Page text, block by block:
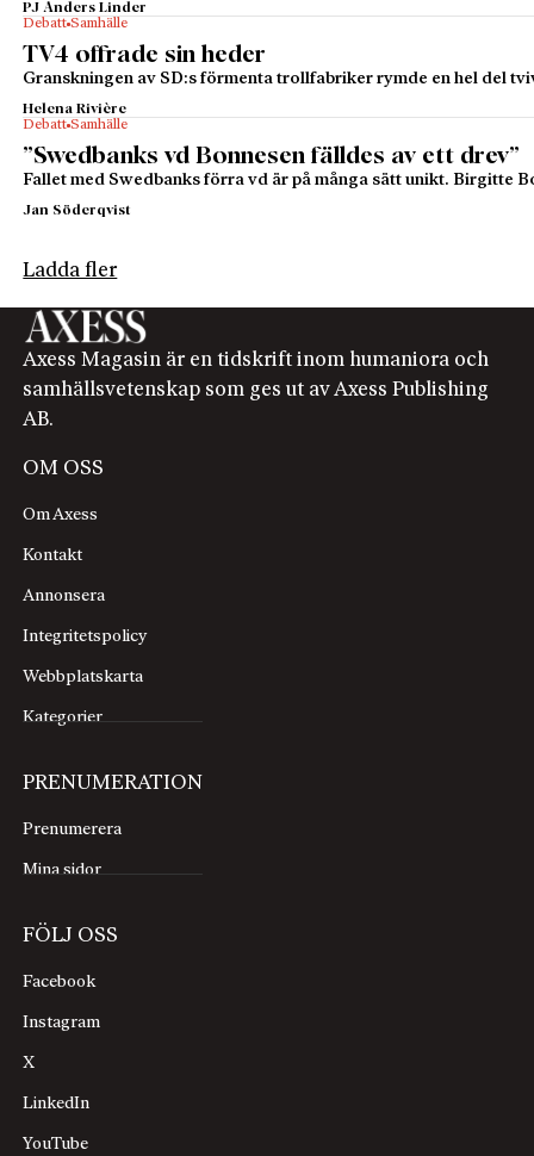
PJ Anders Linder
Debatt Samhälle
TV4 offrade sin heder
Granskningen av SD:s förmenta troll­fabriker rymde en hel del
Helena Rivière
Debatt Samhälle
”Swedbanks vd Bonnesen fälldes av ett drev”
Fallet med Swedbanks förra vd är på många sätt unikt. Birgitte
Jan Söderqvist
Ladda fler
Axess Magasin är en tidskrift inom humaniora och
samhällsvetenskap som ges ut av Axess Publishing
AB.
OM OSS
Om Axess
Kontakt
Annonsera
Integritetspolicy
Webbplatskarta
Kategorier
PRENUMERATION
Prenumerera
Mina sidor
FÖLJ OSS
Facebook
Instagram
X
LinkedIn
YouTube